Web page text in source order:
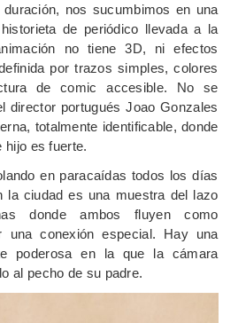
nos sucumbimos en una
de periódico llevada a la
no tiene 3D, ni efectos
por trazos simples, colores
de comic accesible. No se
director portugués Joao Gonzales
totalmente identificable, donde
hijo es fuerte.
en paracaídas todos los días
la ciudad es una muestra del lazo
donde ambos fluyen como
una conexión especial. Hay una
poderosa en la que la cámara
al pecho de su padre.